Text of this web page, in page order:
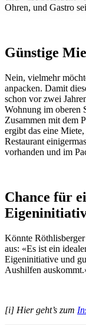
können und die
Werbung und
die Sie ihnen
Ihrer Nutzung
Ohren, und Gastro
Günstige
Nein, vielmehr
anpacken. Damit
schon vor zwei
Wohnung im oberen
Zusammen mit dem
ergibt das eine
Restaurant
vorhanden und im
Chance für
Könnte
aus: «Es ist ein
Eigeninitiative und
Aushilfen
[i] Hier geht’s zum